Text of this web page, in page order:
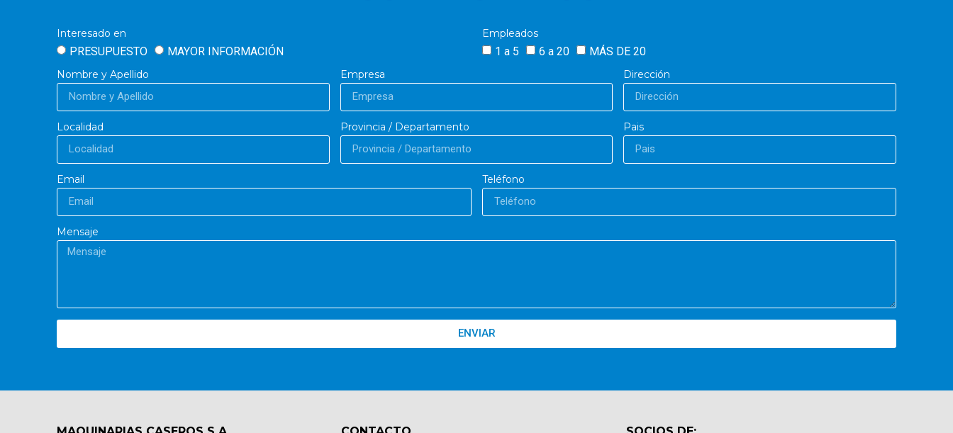
Interesado en
PRESUPUESTO MAYOR INFORMACIÓN
Empleados
1 a 5 6 a 20 MÁS DE 20
Nombre y Apellido Empresa Dirección
Localidad Provincia / Departamento Pais
Email Teléfono
Mensaje
ENVIAR